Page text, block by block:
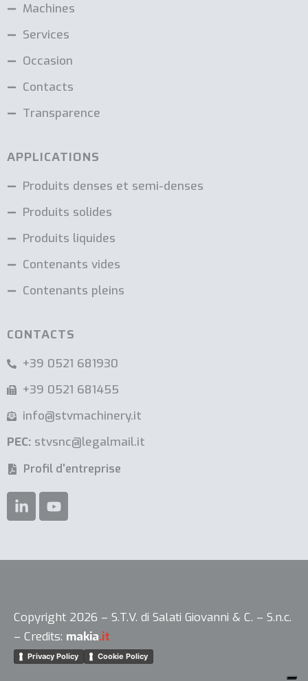
Machines
Services
Occasion
Contacts
Transparence
APPLICATIONS
Produits denses et semi-denses
Produits solides
Produits liquides
Contenants vides
Contenants pleins
CONTACTS
+39 0521 681930
+39 0521 681455
info@stvmachinery.it
PEC: stvsnc@legalmail.it
Profil d'entreprise
Copyright 2026 – S.T.V. di Salati Giovanni & C. – S.n.c.
– Credits: makia.it
Privacy Policy Cookie Policy
Vos choix en matière de confidentialité
Notification lors de la collecte